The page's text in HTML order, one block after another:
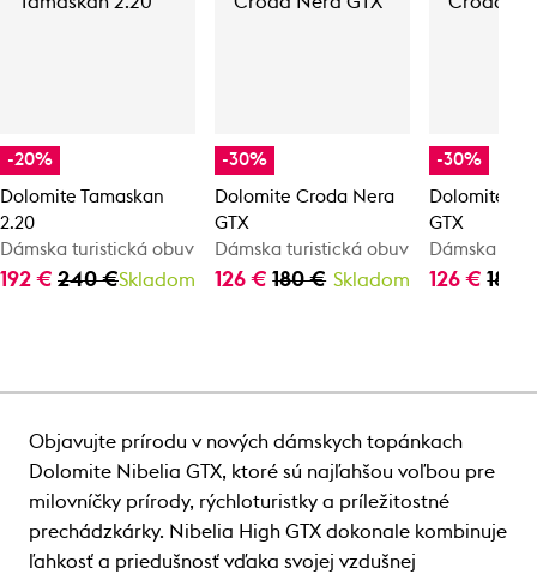
-20%
Dolomite Tamaskan
2.20
Dámska turistická obuv
192 € 240 €Skladom
-30%
Dolomite Croda Nera
GTX
Dámska turistická obuv
126 €180 € Skladom
-30%
Dolomite
GTX
Dámska
126 €180
Objavujte prírodu v nových dámskych topánkach
Dolomite Nibelia GTX, ktoré sú najľahšou voľbou pre
milovníčky prírody, rýchloturistky a príležitostné
prechádzkárky. Nibelia High GTX dokonale kombinuje
ľahkosť a priedušnosť vďaka svojej vzdušnej